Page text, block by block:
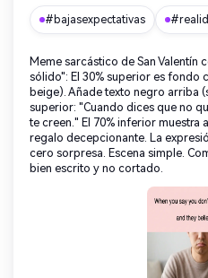
#bajasexpectativas
Meme sarcástico de San
sólido": El 30% superior es fondo
beige). Añade texto negro arriba
superior: "Cuando dices que no
te creen." El 70% inferior muestra
regalo decepcionante. La
cero sorpresa. Escena simple.
bien escrito y no cortado.